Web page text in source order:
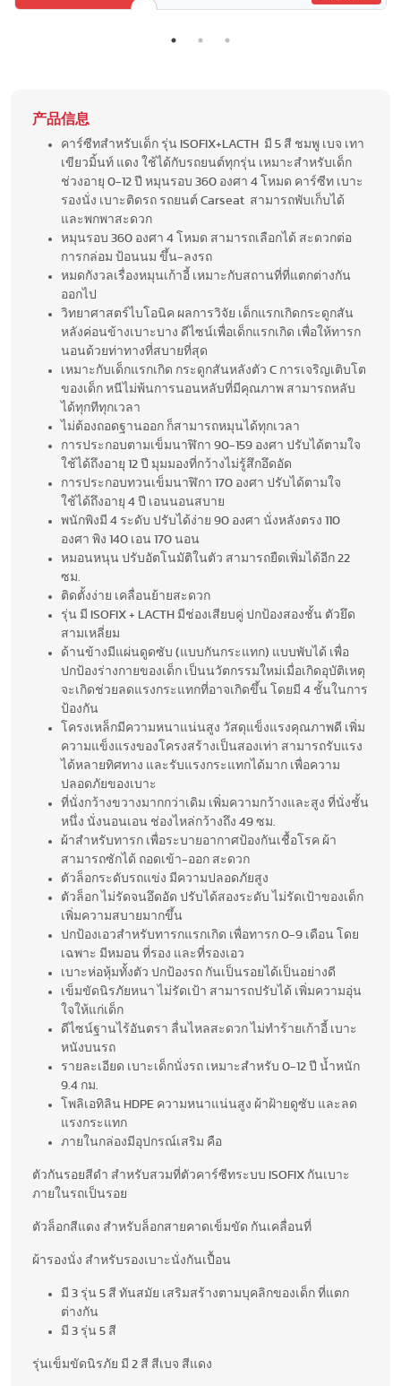
产品信息
คาร์ซีทสำหรับเด็ก รุ่น ISOFIX+LACTH มี 5 สี ชมพู เบจ เทา
เขียวมิ้นท์ แดง ใช้ได้กับรถยนต์ทุกรุ่น เหมาะสำหรับเด็ก
ช่วงอายุ 0-12 ปี หมุนรอบ 360 องศา 4 โหมด คาร์ซีท เบาะ
รองนั่ง เบาะติดรถ รถยนต์ Carseat สามารถพับเก็บได้
และพกพาสะดวก
หมุนรอบ 360 องศา 4 โหมด สามารถเลือกได้ สะดวกต่อ
การกล่อม ป้อนนม ขึ้น-ลงรถ
หมดกังวลเรื่องหมุนเก้าอี้ เหมาะกับสถานที่ที่แตกต่างกัน
ออกไป
วิทยาศาสตร์ไบโอนิค ผลการวิจัย เด็กแรกเกิดกระดูกสัน
หลังค่อนข้างเบาะบาง ดีไซน์เพื่อเด็กแรกเกิด เพื่อให้ทารก
นอนด้วยท่าทางที่สบายที่สุด
เหมาะกับเด็กแรกเกิด กระดูกสันหลังตัว C การเจริญเติบโต
ของเด็ก หนีไม่พ้นการนอนหลับที่มีคุณภาพ สามารถหลับ
ได้ทุกทีทุกเวลา
ไม่ต้องถอดฐานออก ก็สามารถหมุนได้ทุกเวลา
การประกอบตามเข็มนาฬิกา 90-159 องศา ปรับได้ตามใจ
ใช้ได้ถึงอายุ 12 ปี มุมมองที่กว้างไม่รู้สึกอึดอัด
การประกอบทวนเข็มนาฬิกา 170 องศา ปรับได้ตามใจ
ใช้ได้ถึงอายุ 4 ปี เอนนอนสบาย
พนักพิงมี 4 ระดับ ปรับได้ง่าย 90 องศา นั่งหลังตรง 110
องศา พิง 140 เอน 170 นอน
หมอนหนุน ปรับอัตโนมัติในตัว สามารถยืดเพิ่มได้อีก 22
ซม.
ติดตั้งง่าย เคลื่อนย้ายสะดวก
รุ่น มี ISOFIX + LACTH มีช่องเสียบคู่ ปกป้องสองชั้น ตัวยึด
สามเหลี่ยม
ด้านข้างมีแผ่นดูดซับ (แบบกันกระแทก) แบบพับได้ เพื่อ
ปกป้องร่างกายของเด็ก เป็นนวัตกรรมใหม่เมื่อเกิดอุบัติเหตุ
จะเกิดช่วยลดแรงกระแทกที่อาจเกิดขึ้น โดยมี 4 ชั้นในการ
ป้องกัน
โครงเหล็กมีความหนาแน่นสูง วัสดุแข็งแรงคุณภาพดี เพิ่ม
ความแข็งแรงของโครงสร้างเป็นสองเท่า สามารถรับแรง
ได้หลายทิศทาง และรับแรงกระแทกได้มาก เพื่อความ
ปลอดภัยของเบาะ
ที่นั่งกว้างขวางมากกว่าเดิม เพิ่มความกว้างและสูง ที่นั่งชั้น
หนึ่ง นั่งนอนเอน ช่องไหล่กว้างถึง 49 ซม.
ผ้าสำหรับทารก เพื่อระบายอากาศป้องกันเชื้อโรค ผ้า
สามารถซักได้ ถอดเข้า-ออก สะดวก
ตัวล็อกระดับรถแข่ง มีความปลอดภัยสูง
ตัวล็อก ไม่รัดจนอึดอัด ปรับได้สองระดับ ไม่รัดเป้าของเด็ก
เพิ่มความสบายมากขึ้น
ปกป้องเอวสำหรับทารกแรกเกิด เพื่อทารก 0-9 เดือน โดย
เฉพาะ มีหมอน ที่รอง และที่รองเอว
เบาะห่อหุ้มทั้งตัว ปกป้องรถ กันเป็นรอยได้เป็นอย่างดี
เข็มขัดนิรภัยหนา ไม่รัดเป้า สามารถปรับได้ เพิ่มความอุ่น
ใจให้แก่เด็ก
ดีไซน์ฐานไร้อันตรา ลื่นไหลสะดวก ไม่ทำร้ายเก้าอี้ เบาะ
หนังบนรถ
รายละเอียด เบาะเด็กนั่งรถ เหมาะสำหรับ 0-12 ปี น้ำหนัก
9.4 กม.
โพลิเอทิลิน HDPE ความหนาแน่นสูง ผ้าฝ้ายดูซับ และลด
แรงกระแทก
ภายในกล่องมีอุปกรณ์เสริม คือ
ตัวกันรอยสีดำ สำหรับสวมที่ตัวคาร์ซีทระบบ ISOFIX กันเบาะ
ภายในรถเป็นรอย
ตัวล็อกสีแดง สำหรับล็อกสายคาดเข็มขัด กันเคลื่อนที่
ผ้ารองนั่ง สำหรับรองเบาะนั่งกันเปื้อน
มี 3 รุ่น 5 สี ทันสมัย เสริมสร้างตามบุคลิกของเด็ก ที่แตก
ต่างกัน
มี 3 รุ่น 5 สี
รุ่นเข็มขัดนิรภัย มี 2 สี สีเบจ สีแดง